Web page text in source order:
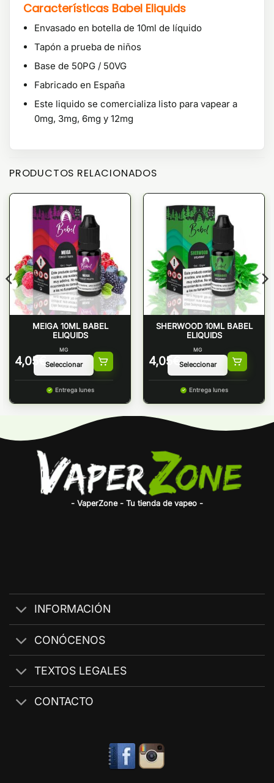
Características Babel Eliquids
Envasado en botella de 10ml de líquido
Tapón a prueba de niños
Base de 50PG / 50VG
Fabricado en España
Este liquido se comercializa listo para vapear a
0mg, 3mg, 6mg y 12mg
PRODUCTOS RELACIONADOS
MEIGA 10ML BABEL
ELIQUIDS
4,05 €
MG
Entrega lunes
SHERWOOD 10ML BABEL
ELIQUIDS
4,05 €
MG
Entrega lunes
- VaperZone - Tu tienda de vapeo -
INFORMACIÓN
CONÓCENOS
TEXTOS LEGALES
CONTACTO